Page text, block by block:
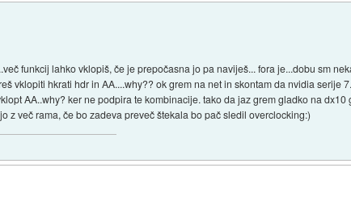
funkcij lahko vklopiš, če je prepočasna jo pa naviješ... fora je...dobu sm
vklopiti hkrati hdr in AA....why?? ok grem na net in skontam da nvidia serije
AA..why? ker ne podpira te kombinacije. tako da jaz grem gladko na dx10
z več rama, če bo zadeva preveč štekala bo pač sledil overclocking:)